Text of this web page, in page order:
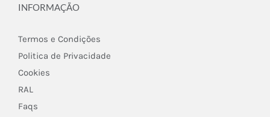
INFORMAÇÃO
Termos e Condições
Politica de Privacidade
Cookies
RAL
Faqs